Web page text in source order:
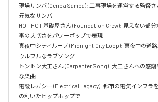
現場サンバ (Genba Samba): 工事現場を運営する監督
元気なサンバ
HOT HOT 基礎屋さん (Foundation Crew): 見えない部
事の大切さをパワーポップで表現
真夜中シティループ (Midnight City Loop): 真夜中の道
ウルフルなラブソング
トントン大工さん (Carpenter Song): 大工さんへの感
な楽曲
電設レガシー (Electrical Legacy): 都市の電気インフラ
の利いたヒップホップで